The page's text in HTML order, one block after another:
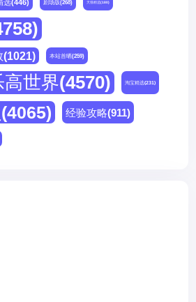
选(446) 剧场版(268) 天猫精选(180)
(1021) 本站首晒(259)
高世界(4570) 淘宝精选(231)
(4065) 经验攻略(911)